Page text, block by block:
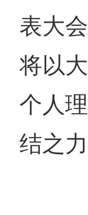
表大
将以
个人
结之